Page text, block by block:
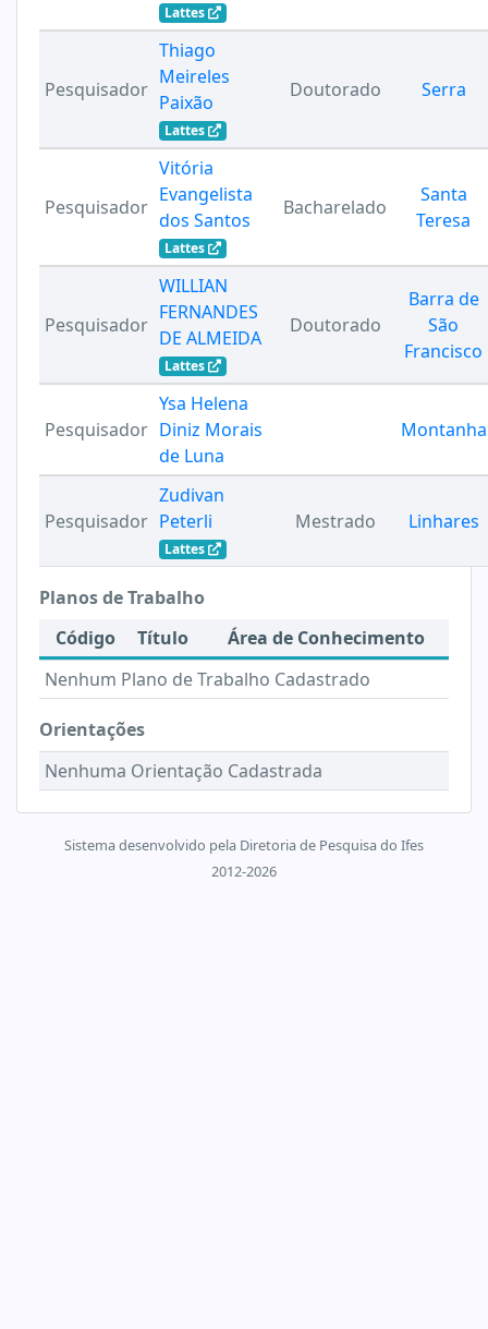
Lattes
Pesquisador
Thiago
Meireles
Paixão
Lattes
Doutorado Serra
Pesquisador
Vitória
Evangelista
dos Santos
Lattes
Bacharelado
Santa
Teresa
Pesquisador
WILLIAN
FERNANDES
DE ALMEIDA
Lattes
Doutorado
Barra de
São
Francisco
Pesquisador
Ysa Helena
Diniz Morais
de Luna
Montanha
Pesquisador
Zudivan
Peterli
Lattes
Mestrado Linhares
Planos de Trabalho
Código
Título
Área de Conhecimento
Nenhum Plano de Trabalho Cadastrado
Orientações
Nenhuma Orientação Cadastrada
Sistema desenvolvido pela Diretoria de Pesquisa do Ifes
2012-2026